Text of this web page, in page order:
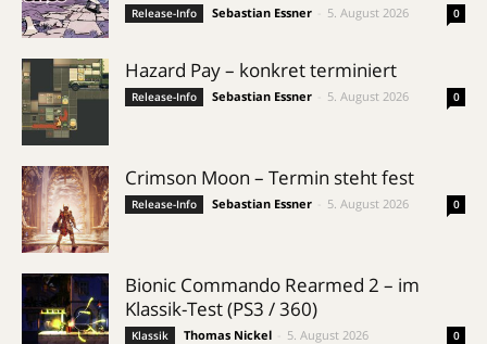
Release-Info Sebastian Essner 5. August 2026 0
Hazard Pay – konkret terminiert
Release-Info Sebastian Essner 5. August 2026 0
Crimson Moon – Termin steht fest
Release-Info Sebastian Essner 5. August 2026 0
Bionic Commando Rearmed 2 – im
Klassik-Test (PS3 / 360)
Klassik Thomas Nickel 5. August 2026 0